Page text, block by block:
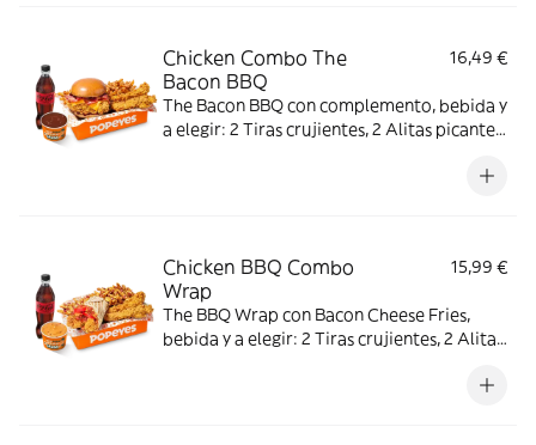
Chicken Combo The
Bacon BBQ
16,49 €
The Bacon BBQ con complemento, bebida y
a elegir: 2 Tiras crujientes, 2 Alitas picantes
Chicken BBQ Combo
Wrap
15,99 €
The BBQ Wrap con Bacon Cheese Fries,
bebida y a elegir: 2 Tiras crujientes, 2 Alitas